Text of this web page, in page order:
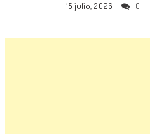
15 julio, 2026 0